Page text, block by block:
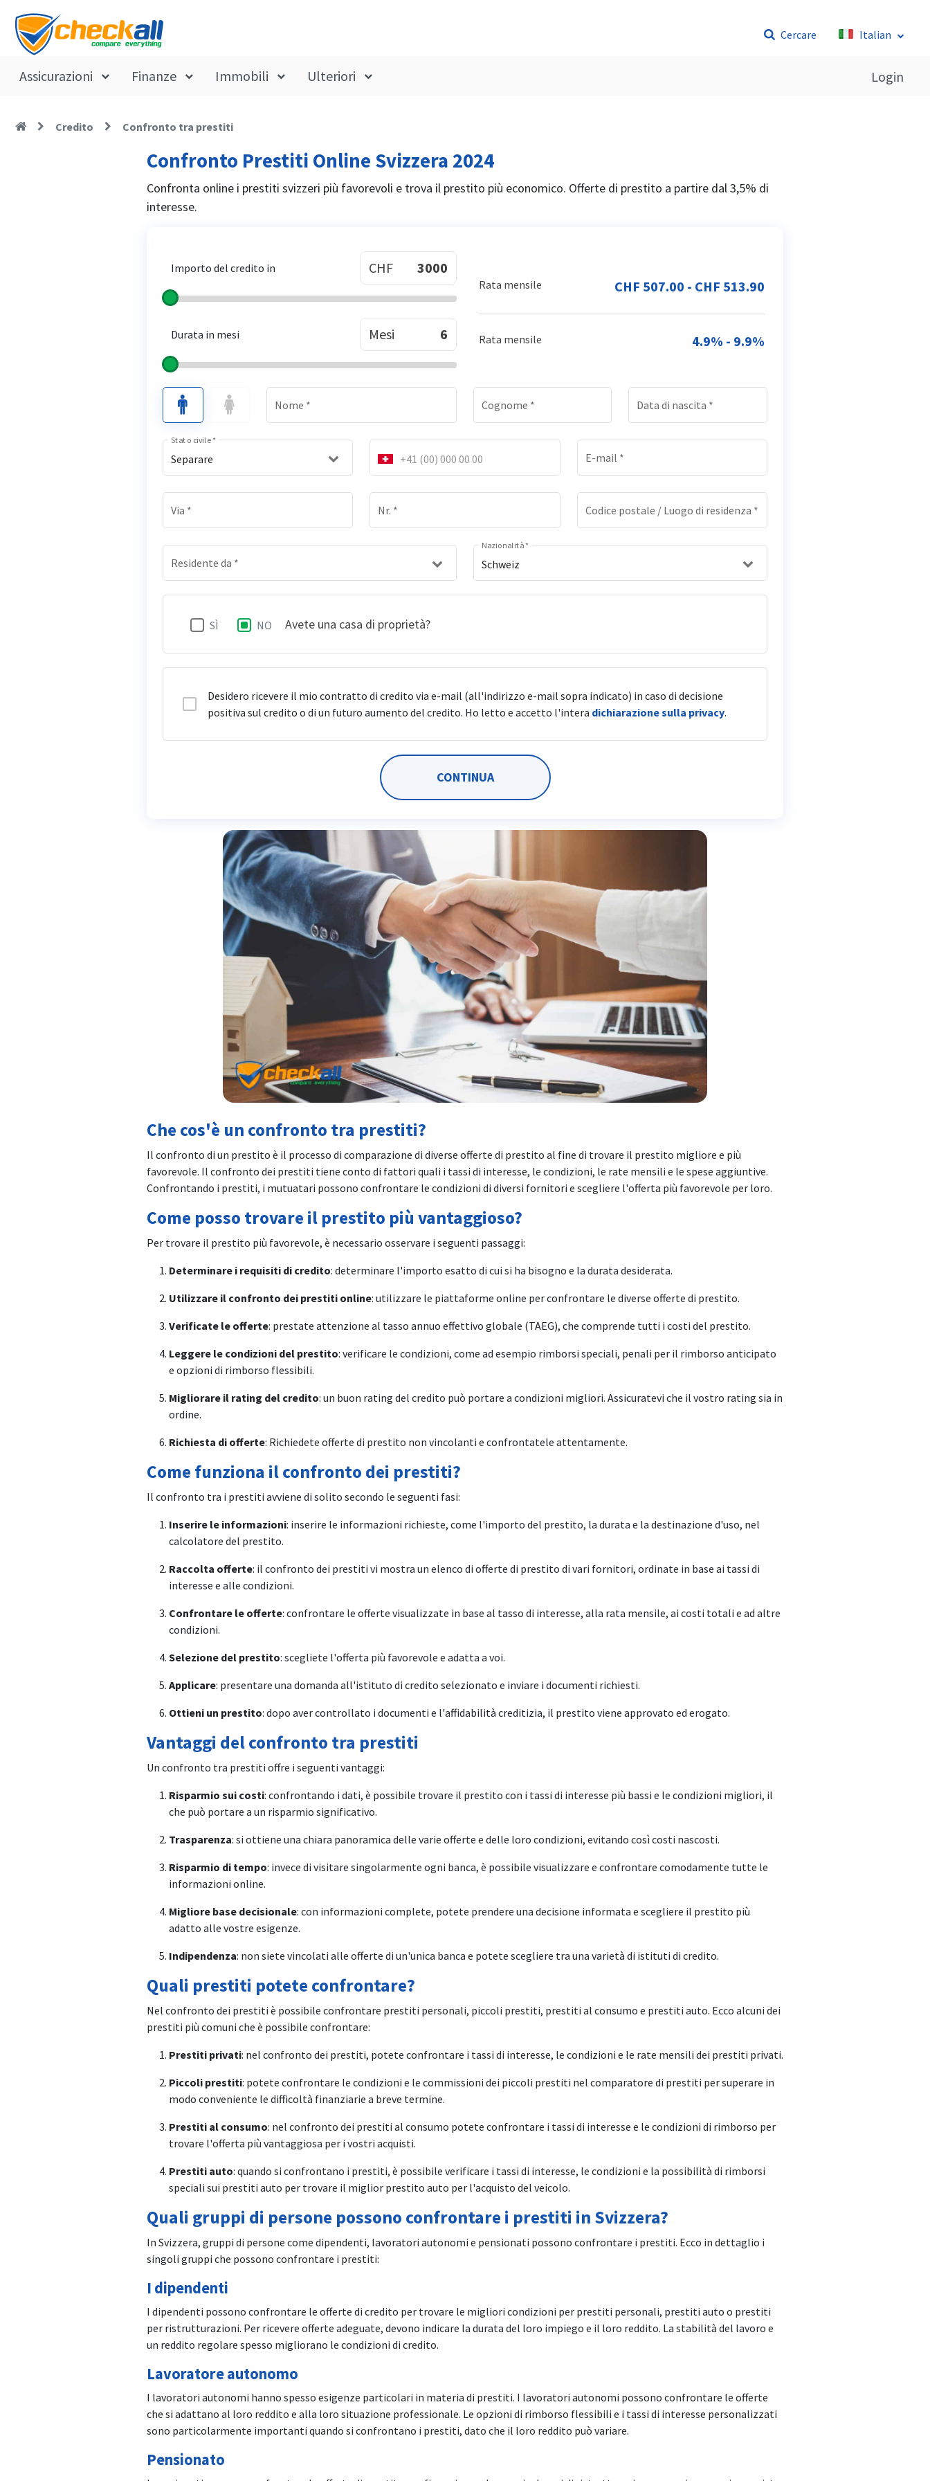
Cercare Italian
Assicurazioni Finanze Immobili Ulteriori Login
Credito Confronto tra prestiti
Confronto Prestiti Online Svizzera 2024
Confronta online i prestiti svizzeri più favorevoli e trova il prestito più economico. Offerte di prestito a partire dal 3,5% di
interesse.
Importo del credito in CHF
Durata in mesi Mesi
Rata mensile CHF 507.00 - CHF 513.90
Rata mensile 4.9% - 9.9%
Nome * Cognome * Data di nascita *
Separare
Stato civile*
E-mail *
Via * Nr. * Codice postale / Luogo di residenza *
Residente da * Schweiz
Nazionalità*
SÌ NO Avete una casa di proprietà?
Da quando Ipoteca in CHF
Die Eigenheimadresse entspricht der Wohnadresse. SÌ
Desidero ricevere il mio contratto di credito via e-mail (all'indirizzo e-mail sopra indicato) in caso di decisione
positiva sul credito o di un futuro aumento del credito. Ho letto e accetto l'intera dichiarazione sulla privacy.
CONTINUA
Che cos'è un confronto tra prestiti?
Il confronto di un prestito è il processo di comparazione di diverse offerte di prestito al fine di trovare il prestito migliore e più
favorevole. Il confronto dei prestiti tiene conto di fattori quali i tassi di interesse, le condizioni, le rate mensili e le spese aggiuntive.
Confrontando i prestiti, i mutuatari possono confrontare le condizioni di diversi fornitori e scegliere l'offerta più favorevole per loro.
Come posso trovare il prestito più vantaggioso?
Per trovare il prestito più favorevole, è necessario osservare i seguenti passaggi:
Determinare i requisiti di credito: determinare l'importo esatto di cui si ha bisogno e la durata desiderata.
Utilizzare il confronto dei prestiti online: utilizzare le piattaforme online per confrontare le diverse offerte di prestito.
Verificate le offerte: prestate attenzione al tasso annuo effettivo globale (TAEG), che comprende tutti i costi del prestito.
Leggere le condizioni del prestito: verificare le condizioni, come ad esempio rimborsi speciali, penali per il rimborso anticipato
e opzioni di rimborso flessibili.
Migliorare il rating del credito: un buon rating del credito può portare a condizioni migliori. Assicuratevi che il vostro rating sia in
ordine.
Richiesta di offerte: Richiedete offerte di prestito non vincolanti e confrontatele attentamente.
Come funziona il confronto dei prestiti?
Il confronto tra i prestiti avviene di solito secondo le seguenti fasi:
Inserire le informazioni: inserire le informazioni richieste, come l'importo del prestito, la durata e la destinazione d'uso, nel
calcolatore del prestito.
Raccolta offerte: il confronto dei prestiti vi mostra un elenco di offerte di prestito di vari fornitori, ordinate in base ai tassi di
interesse e alle condizioni.
Confrontare le offerte: confrontare le offerte visualizzate in base al tasso di interesse, alla rata mensile, ai costi totali e ad altre
condizioni.
Selezione del prestito: scegliete l'offerta più favorevole e adatta a voi.
Applicare: presentare una domanda all'istituto di credito selezionato e inviare i documenti richiesti.
Ottieni un prestito: dopo aver controllato i documenti e l'affidabilità creditizia, il prestito viene approvato ed erogato.
Vantaggi del confronto tra prestiti
Un confronto tra prestiti offre i seguenti vantaggi:
Risparmio sui costi: confrontando i dati, è possibile trovare il prestito con i tassi di interesse più bassi e le condizioni migliori, il
che può portare a un risparmio significativo.
Trasparenza: si ottiene una chiara panoramica delle varie offerte e delle loro condizioni, evitando così costi nascosti.
Risparmio di tempo: invece di visitare singolarmente ogni banca, è possibile visualizzare e confrontare comodamente tutte le
informazioni online.
Migliore base decisionale: con informazioni complete, potete prendere una decisione informata e scegliere il prestito più
adatto alle vostre esigenze.
Indipendenza: non siete vincolati alle offerte di un'unica banca e potete scegliere tra una varietà di istituti di credito.
Quali prestiti potete confrontare?
Nel confronto dei prestiti è possibile confrontare prestiti personali, piccoli prestiti, prestiti al consumo e prestiti auto. Ecco alcuni dei
prestiti più comuni che è possibile confrontare:
Prestiti privati: nel confronto dei prestiti, potete confrontare i tassi di interesse, le condizioni e le rate mensili dei prestiti privati.
Piccoli prestiti: potete confrontare le condizioni e le commissioni dei piccoli prestiti nel comparatore di prestiti per superare in
modo conveniente le difficoltà finanziarie a breve termine.
Prestiti al consumo: nel confronto dei prestiti al consumo potete confrontare i tassi di interesse e le condizioni di rimborso per
trovare l'offerta più vantaggiosa per i vostri acquisti.
Prestiti auto: quando si confrontano i prestiti, è possibile verificare i tassi di interesse, le condizioni e la possibilità di rimborsi
speciali sui prestiti auto per trovare il miglior prestito auto per l'acquisto del veicolo.
Quali gruppi di persone possono confrontare i prestiti in Svizzera?
In Svizzera, gruppi di persone come dipendenti, lavoratori autonomi e pensionati possono confrontare i prestiti. Ecco in dettaglio i
singoli gruppi che possono confrontare i prestiti:
I dipendenti
I dipendenti possono confrontare le offerte di credito per trovare le migliori condizioni per prestiti personali, prestiti auto o prestiti
per ristrutturazioni. Per ricevere offerte adeguate, devono indicare la durata del loro impiego e il loro reddito. La stabilità del lavoro e
un reddito regolare spesso migliorano le condizioni di credito.
Lavoratore autonomo
I lavoratori autonomi hanno spesso esigenze particolari in materia di prestiti. I lavoratori autonomi possono confrontare le offerte
che si adattano al loro reddito e alla loro situazione professionale. Le opzioni di rimborso flessibili e i tassi di interesse personalizzati
sono particolarmente importanti quando si confrontano i prestiti, dato che il loro reddito può variare.
Pensionato